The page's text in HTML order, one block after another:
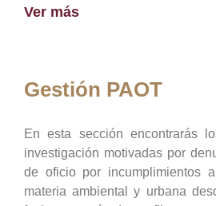
Ver más
Gestión PAOT
En esta sección encontrarás
investigación motivadas por
de oficio por incumplimientos
materia ambiental y urbana